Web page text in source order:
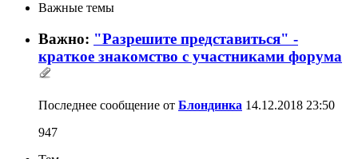
Важные темы
Важно: "Разрешите представиться" -
краткое знакомство с участниками форума
Последнее сообщение от Блондинка 14.12.2018 23:50
947